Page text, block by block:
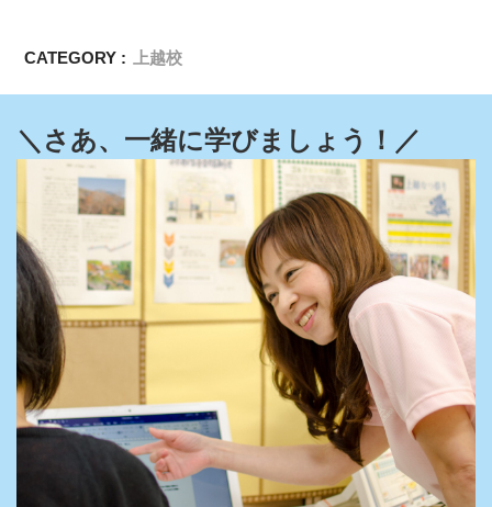
CATEGORY : 上越校
＼さあ、一緒に学びましょう！／